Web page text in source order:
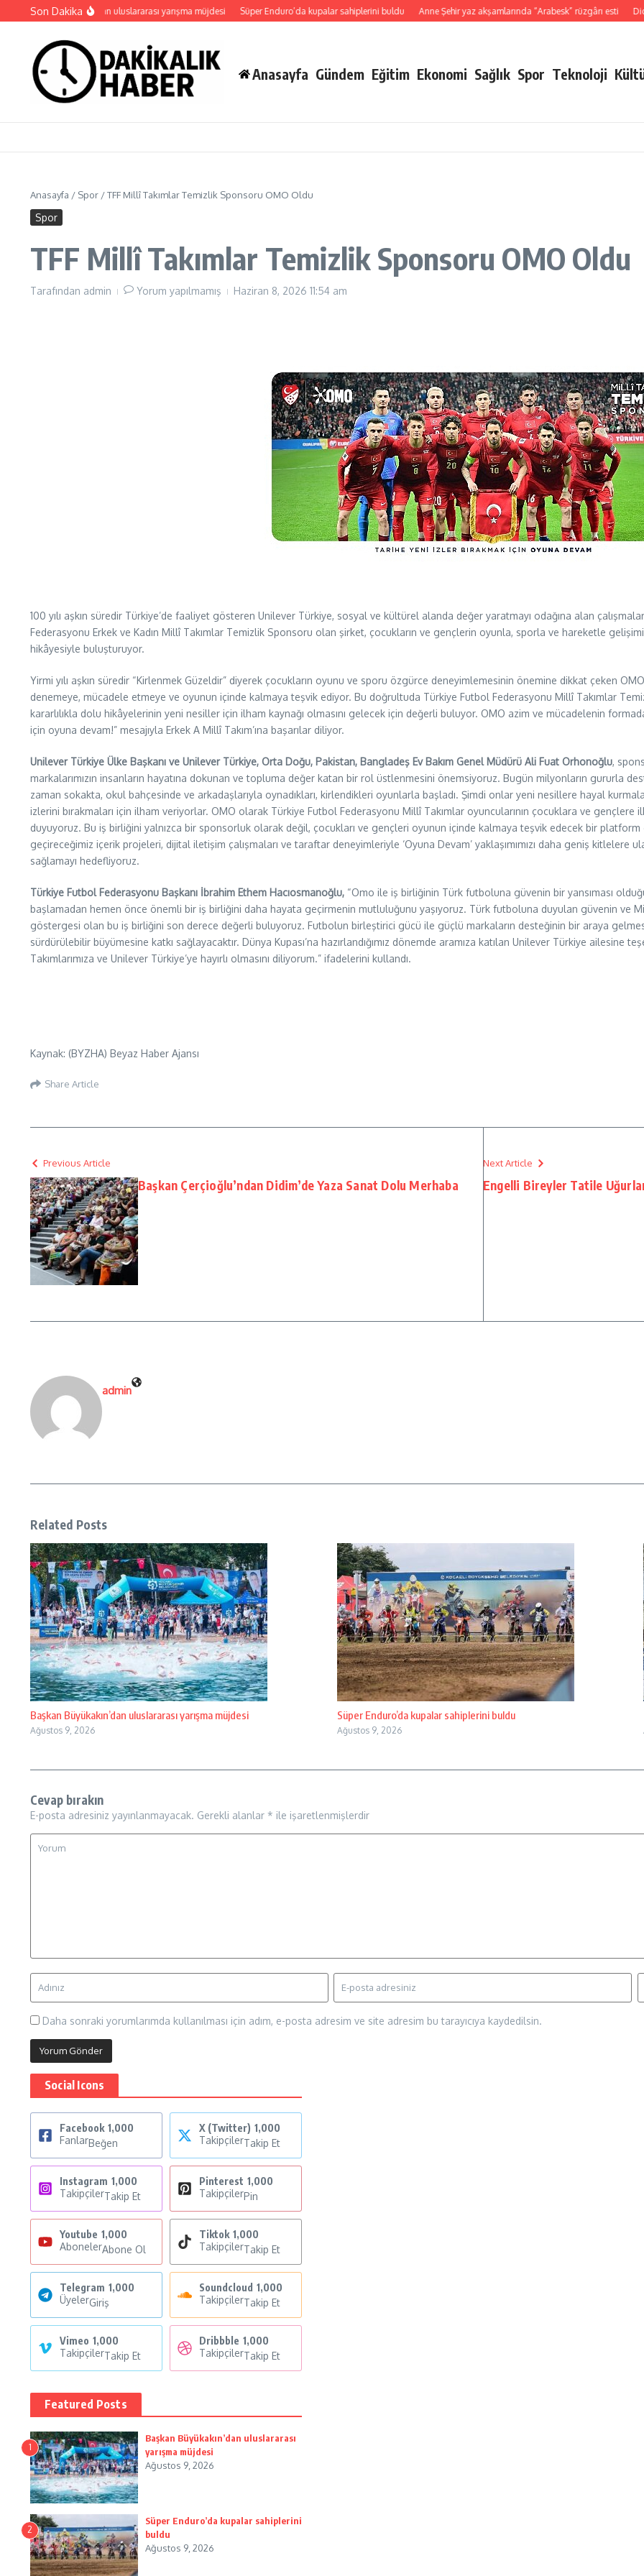
İçeriğe atlaSon Dakika
Başkan Büyükakın’dan uluslararası yarışma müjdesi Süper Enduro’da kupalar sahiplerini buldu Anne Şehir yaz akşamlarında “Arabesk” rüzgârı esti Didim
Anasayfa Gündem Eğitim Ekonomi Sağlık Spor Teknoloji
Anasayfa / Spor /TFF Millî Takımlar Temizlik Sponsoru OMO Oldu
Spor
TFF Millî Takımlar Temizlik Sponsoru OMO Oldu
Tarafından admin Yorum yapılmamış Haziran 8, 2026 11:54 am
100 yılı aşkın süredir Türkiye’de faaliyet gösteren Unilever Türkiye, sosyal ve kültürel alanda değer yaratmayı odağına alan
Federasyonu Erkek ve Kadın Millî Takımlar Temizlik Sponsoru olan şirket, çocukların ve gençlerin oyunla, sporla ve hareketle
hikâyesiyle buluşturuyor.
Yirmi yılı aşkın süredir “Kirlenmek Güzeldir” diyerek çocukların oyunu ve sporu özgürce deneyimlemesinin önemine dikkat çeken
denemeye, mücadele etmeye ve oyunun içinde kalmaya teşvik ediyor. Bu doğrultuda Türkiye Futbol Federasyonu Millî Takımlar
kararlılıkla dolu hikâyelerinin yeni nesiller için ilham kaynağı olmasını gelecek için değerli buluyor. OMO azim ve mücadelenin
için oyuna devam!” mesajıyla Erkek A Millî Takım’ına başarılar diliyor.
Unilever Türkiye Ülke Başkanı ve Unilever Türkiye, Orta Doğu, Pakistan, Bangladeş Ev Bakım Genel Müdürü Ali Fuat Orhonoğlu,
markalarımızın insanların hayatına dokunan ve topluma değer katan bir rol üstlenmesini önemsiyoruz. Bugün milyonların gururla
zaman sokakta, okul bahçesinde ve arkadaşlarıyla oynadıkları, kirlendikleri oyunlarla başladı. Şimdi onlar yeni nesillere hayal
izlerini bırakmaları için ilham veriyorlar. OMO olarak Türkiye Futbol Federasyonu Millî Takımlar oyuncularının çocuklara ve
duyuyoruz. Bu iş birliğini yalnızca bir sponsorluk olarak değil, çocukları ve gençleri oyunun içinde kalmaya teşvik edecek bir
geçireceğimiz içerik projeleri, dijital iletişim çalışmaları ve taraftar deneyimleriyle ‘Oyuna Devam’ yaklaşımımızı daha geniş kitlelere
sağlamayı hedefliyoruz.
Türkiye Futbol Federasyonu Başkanı İbrahim Ethem Hacıosmanoğlu, “Omo ile iş birliğinin Türk futboluna güvenin bir yansıması
başlamadan hemen önce önemli bir iş birliğini daha hayata geçirmenin mutluluğunu yaşıyoruz. Türk futboluna duyulan güvenin ve
göstergesi olan bu iş birliğini son derece değerli buluyoruz. Futbolun birleştirici gücü ile güçlü markaların desteğinin bir araya
sürdürülebilir büyümesine katkı sağlayacaktır. Dünya Kupası’na hazırlandığımız dönemde aramıza katılan Unilever Türkiye ailesine
Takımlarımıza ve Unilever Türkiye’ye hayırlı olmasını diliyorum.” ifadelerini kullandı.
Kaynak: (BYZHA) Beyaz Haber Ajansı
Share Article
Previous Article
Başkan Çerçioğlu’ndan Didim’de Yaza Sanat Dolu Merhaba
Next Article
Engelli Bireyler Tatile
admin
Related Posts
Başkan Büyükakın’dan uluslararası yarışma müjdesi
Ağustos 9, 2026
Süper Enduro’da kupalar sahiplerini buldu
Ağustos 9, 2026
Cevap bırakın
E-posta adresiniz yayınlanmayacak. Gerekli alanlar * ile işaretlenmişlerdir
Daha sonraki yorumlarımda kullanılması için adım, e-posta adresim ve site adresim bu tarayıcıya kaydedilsin.
Social Icons
Facebook 1,000
FanlarBeğen
X (Twitter) 1,000
TakipçilerTakip Et
Instagram 1,000
TakipçilerTakip Et
Pinterest 1,000
TakipçilerPin
Youtube 1,000
AbonelerAbone Ol
Tiktok 1,000
TakipçilerTakip Et
Telegram 1,000
ÜyelerGiriş
Soundcloud 1,000
TakipçilerTakip Et
Vimeo 1,000
TakipçilerTakip Et
Dribbble 1,000
TakipçilerTakip Et
Featured Posts
1
Başkan Büyükakın’dan uluslararası
yarışma müjdesi
Ağustos 9, 2026
2
Süper Enduro’da kupalar sahiplerini
buldu
Ağustos 9, 2026